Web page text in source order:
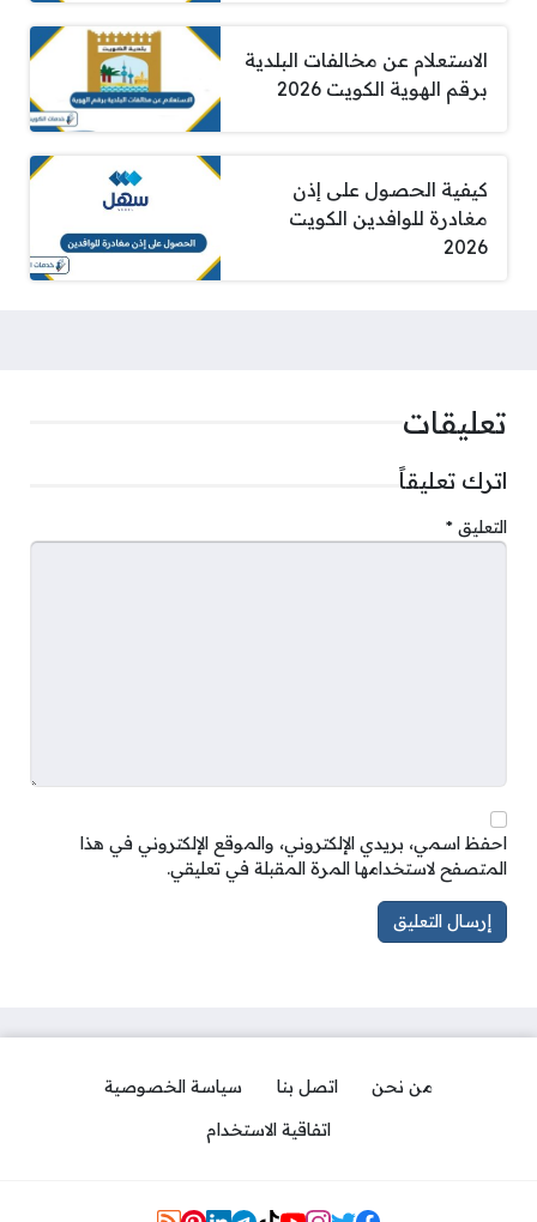
الاستعلام عن مخالفات البلدية
برقم الهوية الكويت 2026
كيفية الحصول على إذن
مغادرة للوافدين الكويت
2026
تعليقات
اترك تعليقاً
التعليق *
احفظ اسمي، بريدي الإلكتروني، والموقع الإلكتروني في هذا
المتصفح لاستخدامها المرة المقبلة في تعليقي.
من نحن اتصل بنا
سياسة الخصوصية
اتفاقية الاستخدام